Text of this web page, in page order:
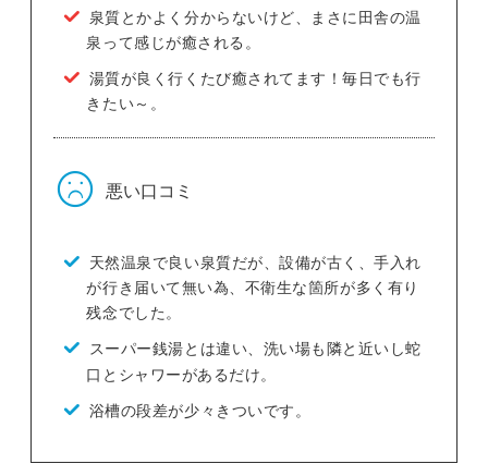
泉質とかよく分からないけど、まさに田舎の温
泉って感じが癒される。
湯質が良く行くたび癒されてます！毎日でも行
きたい～。
悪い口コミ
天然温泉で良い泉質だが、設備が古く、手入れ
が行き届いて無い為、不衛生な箇所が多く有り
残念でした。
スーパー銭湯とは違い、洗い場も隣と近いし蛇
口とシャワーがあるだけ。
浴槽の段差が少々きついです。